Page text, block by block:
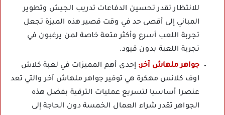
للانتظار تقدر تحسين الدفاعات تدريب الجيش وتطوير
المباني إلى أقصى حد في وقت قصير هذه الميزة تجعل
تجربة اللعب أسرع وأكثر متعة خاصة لمن يرغبون في
تجربة اللعبة بدون قيود.
جواهر ملهاش آخر: إحدى أهم المميزات في لعبة كلاش
اوف كلانس مهكرة هي توفير جواهر ملهاش آخر والتي تعد
عنصرا أساسيا لتسريع عمليات الترقية بفضل هذه
الجواهر تقدر شراء العمال الخمسة دون الحاجة إلى